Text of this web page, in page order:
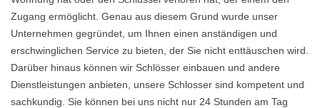
Zugang ermöglicht. Genau aus diesem Grund wurde unser
Unternehmen gegründet, um Ihnen einen anständigen und
erschwinglichen Service zu bieten, der Sie nicht enttäuschen wird.
Darüber hinaus können wir Schlösser einbauen und andere
Dienstleistungen anbieten, unsere Schlosser sind kompetent und
sachkundig. Sie können bei uns nicht nur 24 Stunden am Tag